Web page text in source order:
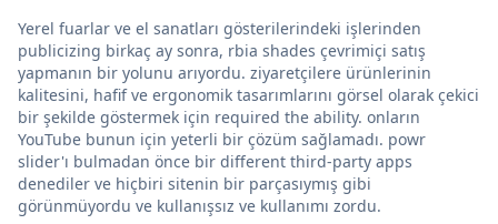
Yerel fuarlar ve el sanatları gösterilerindeki işlerinden
publicizing birkaç ay sonra, rbia shades çevrimiçi satış
yapmanın bir yolunu arıyordu. ziyaretçilere ürünlerinin
kalitesini, hafif ve ergonomik tasarımlarını görsel olarak çekici
bir şekilde göstermek için required the ability. onların
YouTube bunun için yeterli bir çözüm sağlamadı. powr
slider'ı bulmadan önce bir different third-party apps
denediler ve hiçbiri sitenin bir parçasıymış gibi
görünmüyordu ve kullanışsız ve kullanımı zordu.